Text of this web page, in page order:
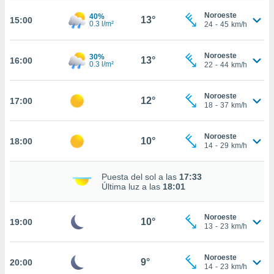
que
sean
para
ni para
web a
15:00
40%
0.3 l/m²
13°
Noroeste
24 - 45 km/h
16:00
30%
0.3 l/m²
13°
Noroeste
22 - 44 km/h
17:00 12°
Noroeste
18 - 37 km/h
18:00 10°
Noroeste
14 - 29 km/h
Puesta del sol a las 17:33
Última luz a las 18:01
19:00 10°
Noroeste
13 - 23 km/h
20:00 9°
Noroeste
14 - 23 km/h